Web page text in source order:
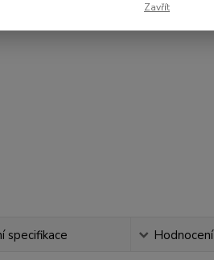
specifikace Hodnocení
Zavřít